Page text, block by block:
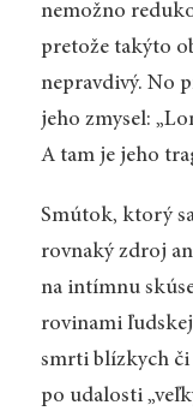
nemožno
pretože takýto
nepravdivý. No
jeho zmysel:
A tam je jeho
Smútok, ktorý
rovnaký zdroj
na intímnu
rovinami
smrti blízkych či
po udalosti